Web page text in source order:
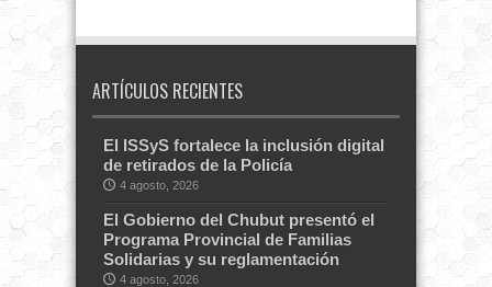
ARTÍCULOS RECIENTES
El ISSyS fortalece la inclusión digital
de retirados de la Policía
4 agosto, 2026
El Gobierno del Chubut presentó el
Programa Provincial de Familias
Solidarias y su reglamentación
4 agosto, 2026